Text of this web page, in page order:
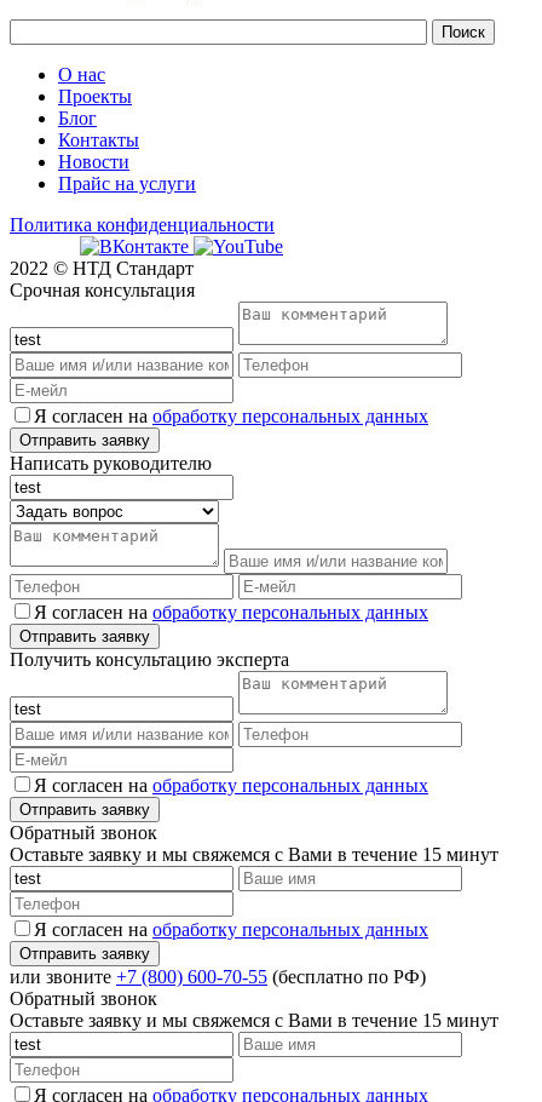
О нас
Проекты
Блог
Контакты
Новости
Прайс на услуги
Политика конфиденциальности
2022 © НТД Стандарт
Срочная консультация
Я согласен на обработку персональных данных
Написать руководителю
Я согласен на обработку персональных данных
Получить консультацию эксперта
Я согласен на обработку персональных данных
Обратный звонок
Оставьте заявку и мы свяжемся с Вами в течение 15 минут
Я согласен на обработку персональных данных
или звоните +7 (800) 600-70-55 (бесплатно по РФ)
Обратный звонок
Оставьте заявку и мы свяжемся с Вами в течение 15 минут
Я согласен на обработку персональных данных